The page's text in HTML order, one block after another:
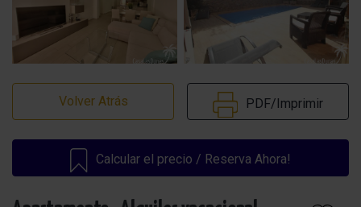
Volver Atrás PDF/Imprimir
Calcular el precio / Reserva Ahora!